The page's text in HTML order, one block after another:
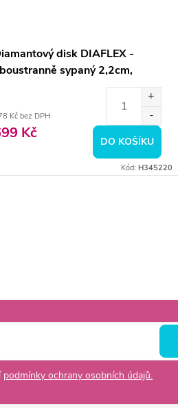
disk DIAFLEX -
sypaný 2,2cm,
Kč bez DPH
Kč DO KOŠÍKU
Kód: H345220
podmínky ochrany osobních údajů.